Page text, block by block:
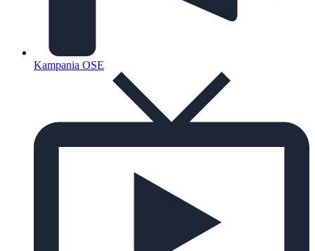
Kampania OSE